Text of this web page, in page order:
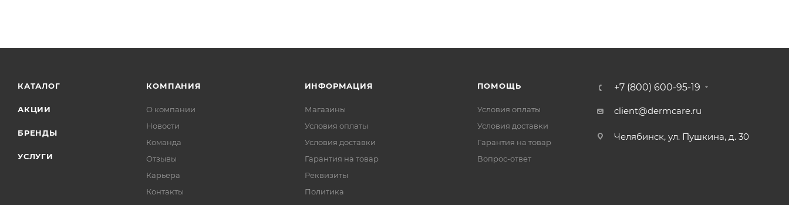
КАТАЛОГ
АКЦИИ
БРЕНДЫ
УСЛУГИ
КОМПАНИЯ
О компании
Новости
Команда
Отзывы
Карьера
Контакты
ИНФОРМАЦИЯ
Магазины
Условия оплаты
Условия доставки
Гарантия на товар
Реквизиты
Политика
ПОМОЩЬ
Условия оплаты
Условия доставки
Гарантия на товар
Вопрос-ответ
+7 (800) 600-95-19
client@dermcare.ru
Челябинск, ул. Пушкина, д. 30